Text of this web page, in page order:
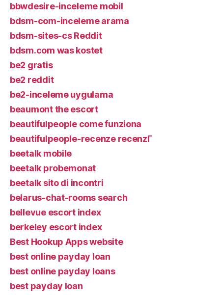
bbwdesire-inceleme mobil
bdsm-com-inceleme arama
bdsm-sites-cs Reddit
bdsm.com was kostet
be2 gratis
be2 reddit
be2-inceleme uygulama
beaumont the escort
beautifulpeople come funziona
beautifulpeople-recenze recenzГ­
beetalk mobile
beetalk probemonat
beetalk sito di incontri
belarus-chat-rooms search
bellevue escort index
berkeley escort index
Best Hookup Apps website
best online payday loan
best online payday loans
best payday loan